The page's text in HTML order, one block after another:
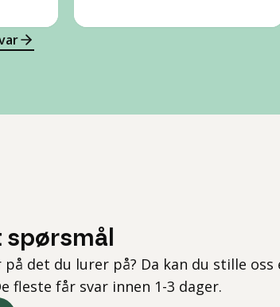
på det du lurer på? Da kan du stille oss
fleste får svar innen 1-3 dager.